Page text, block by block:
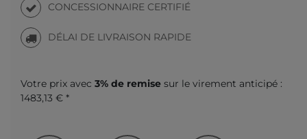
CONCESSIONNAIRE CERTIFIÉ
DÉLAI DE LIVRAISON RAPIDE
Votre prix avec 3% de remise sur le virement anticipé :
1483,13 € *